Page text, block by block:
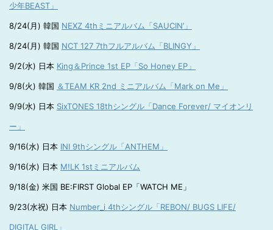
少年BEAST」
8/24(月) 韓国 NEXZ 4thミニアルバム「SAUCIN’」
8/24(月) 韓国 NCT 127 7thフルアルバム「BLINGY」
9/2(水) 日本 King＆Prince 1st EP「So Honey EP」
9/8(火) 韓国 ＆TEAM KR 2nd ミニアルバム「Mark on Me」
9/9(水) 日本 SixTONES 18thシングル「Dance Forever/ マイオンリ
ー」
9/16(水) 日本 INI 9thシングル「ANTHEM」
9/16(水) 日本 M!LK 1stミニアルバム
9/18(金) 米国 BE:FIRST Global EP「WATCH ME」
9/23(水祝) 日本 Number_i 4thシングル「REBON/ BUGS LIFE/
DIGITAL GIRL」